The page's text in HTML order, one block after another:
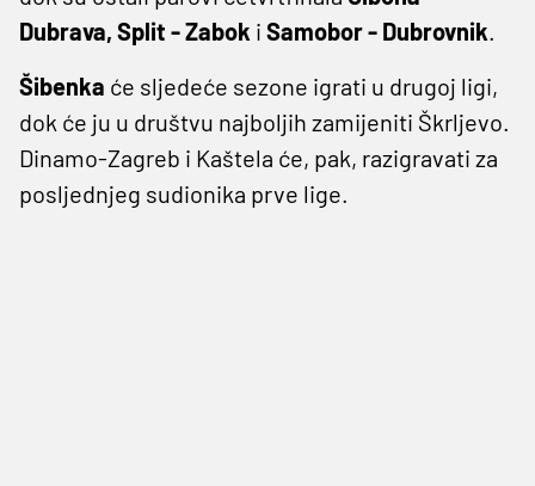
Dubrava, Split - Zabok i Samobor - Dubrovnik.
Šibenka će sljedeće sezone igrati u drugoj ligi,
dok će ju u društvu najboljih zamijeniti Škrljevo.
Dinamo-Zagreb i Kaštela će, pak, razigravati za
posljednjeg sudionika prve lige.